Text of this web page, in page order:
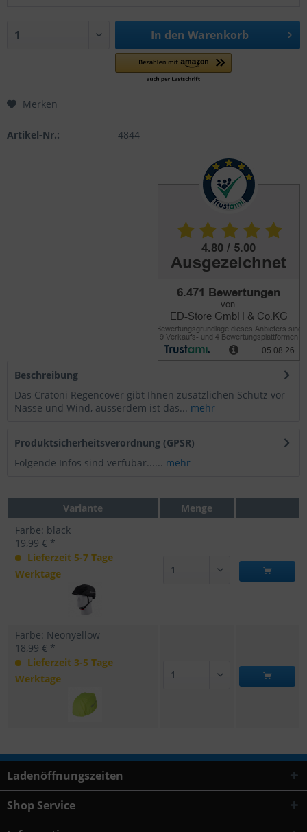
In den Warenkorb
Merken
Artikel-Nr.: 4844
Beschreibung
Das Cratoni Regencover gibt Ihnen zusätzlichen Schutz vor
Nässe und Wind, ausserdem ist das... mehr
Produktsicherheitsverordnung (GPSR)
Folgende Infos sind verfübar...... mehr
Variante
Menge
Farbe: black
19,99 € *
Lieferzeit 5-7 Tage
Werktage
Farbe: Neonyellow
18,99 € *
Lieferzeit 3-5 Tage
Werktage
Ladenöffnungszeiten
Shop Service